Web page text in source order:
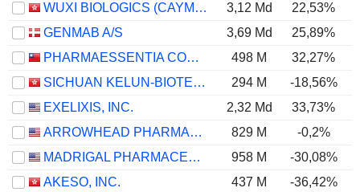
WUXI BIOLOGICS (CAYMAN) INC.
3,12 Md 22,53%
GENMAB A/S
3,69 Md 25,89%
PHARMAESSENTIA CORPORATION
498 M 32,27%
SICHUAN KELUN-BIOTECH BIOPHARMACEUTICAL CO., LTD.
294 M -18,56%
EXELIXIS, INC.
2,32 Md 33,73%
ARROWHEAD PHARMACEUTICALS, INC.
829 M -0,2%
MADRIGAL PHARMACEUTICALS, INC.
958 M -30,08%
AKESO, INC.
437 M -36,42%